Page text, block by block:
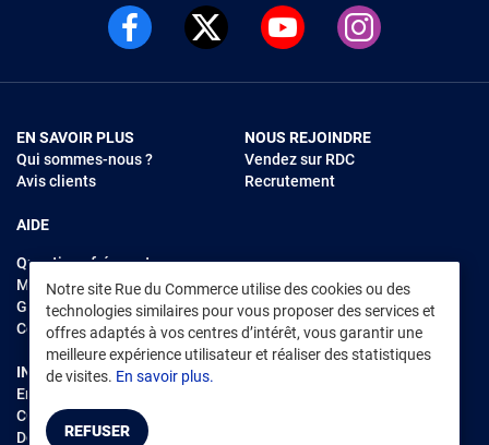
EN SAVOIR PLUS
Qui sommes-nous ?
Avis clients
AIDE
Questions fréquentes
Modes de règlements
Garantie et retours
Contacter Rue du Commerce
NOUS REJOINDRE
Vendez sur RDC
Recrutement
INFORMATIONS LÉGALES
Environnement
CGV /CGU Marketplace
Données personnelles
Notre site Rue du Commerce utilise des cookies ou des
technologies similaires pour vous proposer des services et
offres adaptés à vos centres d’intérêt, vous garantir une
meilleure expérience utilisateur et réaliser des statistiques
de visites. En savoir plus.
REFUSER